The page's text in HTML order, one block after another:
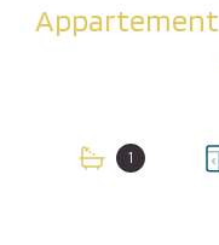
Appartement 2 pièce(s) 1 chambre(s)
1